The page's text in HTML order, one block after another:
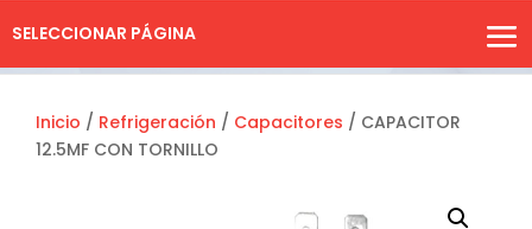
SELECCIONAR PÁGINA
Inicio / Refrigeración / Capacitores / CAPACITOR
12.5MF CON TORNILLO